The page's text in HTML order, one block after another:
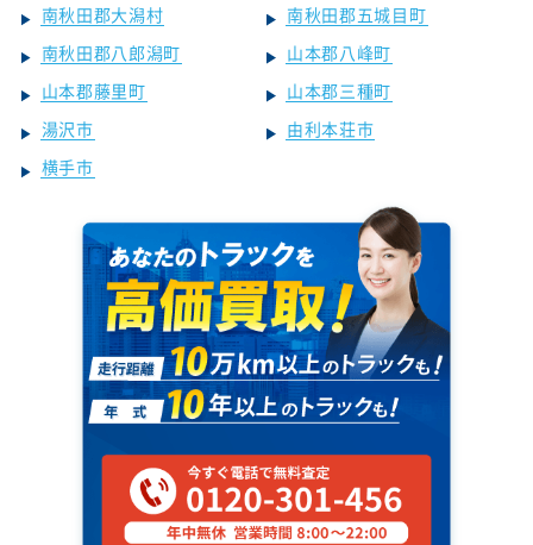
南秋田郡大潟村
南秋田郡五城目町
南秋田郡八郎潟町
山本郡八峰町
山本郡藤里町
山本郡三種町
湯沢市
由利本荘市
横手市